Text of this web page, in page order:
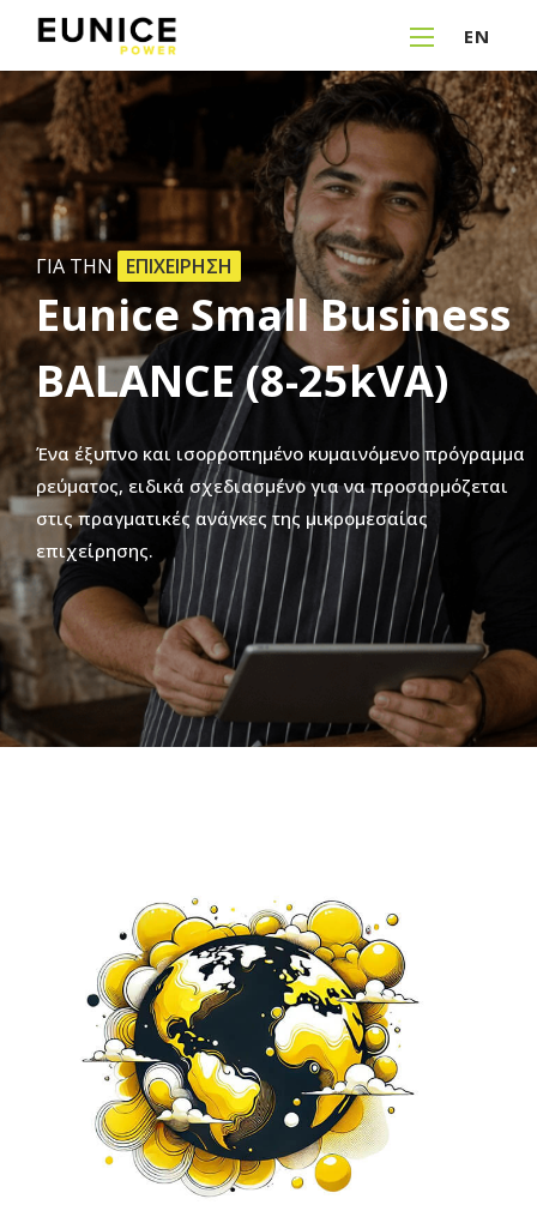
EN
ΓΙΑ ΤΗΝ ΕΠΙΧΕΙΡΗΣΗ
EuniceSmallBusiness
BALANCE(8-25kVA)
Ένα έξυπνο και ισορροπημένο κυμαινόμενο πρόγραμμα
ρεύματος, ειδικά σχεδιασμένο για να προσαρμόζεται
στις πραγματικές ανάγκες της μικρομεσαίας
επιχείρησης.